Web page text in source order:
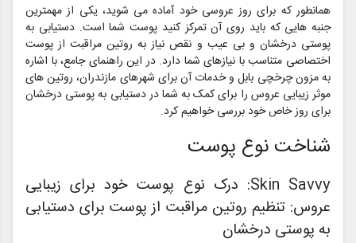
همانطور که برای روز عروسی خود آماده می شوید، یکی از مهمترین
جنبه هایی که باید روی آن تمرکز کنید پوست شما است. دستیابی به
پوستی درخشان و بی عیب و نقص نیاز به روتین مراقبت از پوست
اختصاصی متناسب با نیازهای شما دارد. در این راهنمای جامع، با اشاره
به مزون چرخچی بابل و خدمات آن برای شهرهای مازندران، روتین های
موثر زیبایی عروس را برای کمک به شما در دستیابی به پوستی درخشان
برای روز خاص خود بررسی خواهیم کرد.
شناخت نوع پوست
Skin Savvy: درک نوع پوست خود برای زیبایی
عروس: تنظیم روتین مراقبت از پوست برای دستیابی
به پوستی درخشان